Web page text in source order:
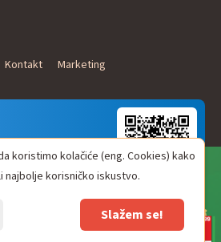
Kontakt Marketing
Sva prava zadržana.
koristimo kolačiće (eng. Cookies) kako
najbolje korisničko iskustvo.
Slažem se!